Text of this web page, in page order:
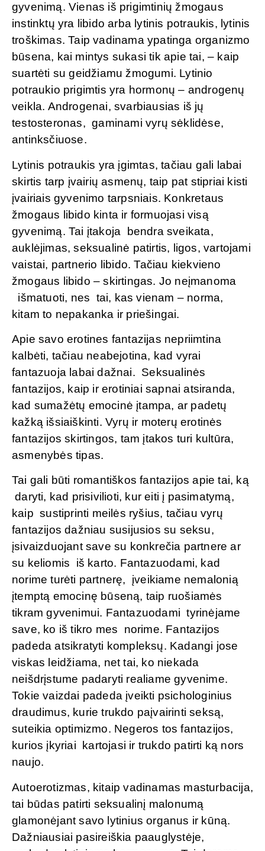
gyvenimą. Vienas iš prigimtinių žmogaus
instinktų yra libido arba lytinis potraukis, lytinis
troškimas. Taip vadinama ypatinga organizmo
būsena, kai mintys sukasi tik apie tai, – kaip
suartėti su geidžiamu žmogumi. Lytinio
potraukio prigimtis yra hormonų – androgenų
veikla. Androgenai, svarbiausias iš jų
testosteronas, gaminami vyrų sėklidėse,
antinksčiuose.
Lytinis potraukis yra įgimtas, tačiau gali labai
skirtis tarp įvairių asmenų, taip pat stipriai kisti
įvairiais gyvenimo tarpsniais. Konkretaus
žmogaus libido kinta ir formuojasi visą
gyvenimą. Tai įtakoja bendra sveikata,
auklėjimas, seksualinė patirtis, ligos, vartojami
vaistai, partnerio libido. Tačiau kiekvieno
žmogaus libido – skirtingas. Jo neįmanoma
išmatuoti, nes tai, kas vienam – norma,
kitam to nepakanka ir priešingai.
Apie savo erotines fantazijas nepriimtina
kalbėti, tačiau neabejotina, kad vyrai
fantazuoja labai dažnai. Seksualinės
fantazijos, kaip ir erotiniai sapnai atsiranda,
kad sumažėtų emocinė įtampa, ar padetų
kažką išsiaiškinti. Vyrų ir moterų erotinės
fantazijos skirtingos, tam įtakos turi kultūra,
asmenybės tipas.
Tai gali būti romantiškos fantazijos apie tai, ką
daryti, kad prisivilioti, kur eiti į pasimatymą,
kaip sustiprinti meilės ryšius, tačiau vyrų
fantazijos dažniau susijusios su seksu,
įsivaizduojant save su konkrečia partnere ar
su keliomis iš karto. Fantazuodami, kad
norime turėti partnerę, įveikiame nemalonią
įtemptą emocinę būseną, taip ruošiamės
tikram gyvenimui. Fantazuodami tyrinėjame
save, ko iš tikro mes norime. Fantazijos
padeda atsikratyti kompleksų. Kadangi jose
viskas leidžiama, net tai, ko niekada
neišdrįstume padaryti realiame gyvenime.
Tokie vaizdai padeda įveikti psichologinius
draudimus, kurie trukdo paįvairinti seksą,
suteikia optimizmo. Negeros tos fantazijos,
kurios įkyriai kartojasi ir trukdo patirti ką nors
naujo.
Autoerotizmas, kitaip vadinamas masturbacija,
tai būdas patirti seksualinį malonumą
glamonėjant savo lytinius organus ir kūną.
Dažniausiai pasireiškia paauglystėje,